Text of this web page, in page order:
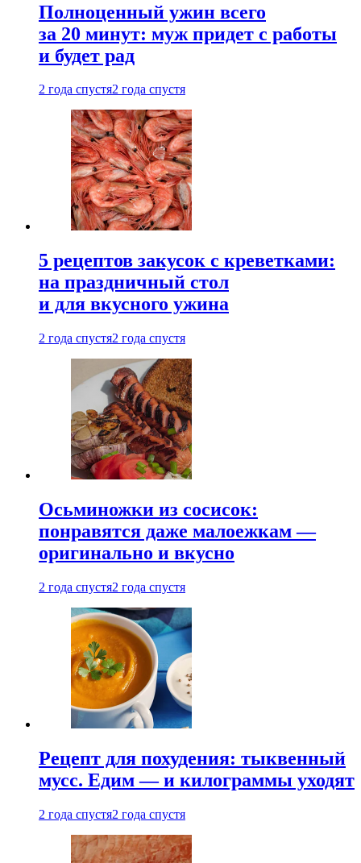
Полноценный ужин всего
за 20 минут: муж придет с работы
и будет рад
2 года спустя2 года спустя
5 рецептов закусок с креветками:
на праздничный стол
и для вкусного ужина
2 года спустя2 года спустя
Осьминожки из сосисок:
понравятся даже малоежкам —
оригинально и вкусно
2 года спустя2 года спустя
Рецепт для похудения: тыквенный
мусс. Едим — и килограммы уходят
2 года спустя2 года спустя